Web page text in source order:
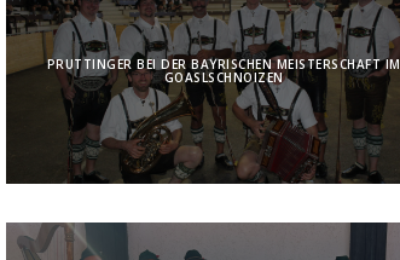
PRUTTINGER BEI DER BAYRISCHEN MEISTERSCHAFT IM
GOASLSCHNOIZEN